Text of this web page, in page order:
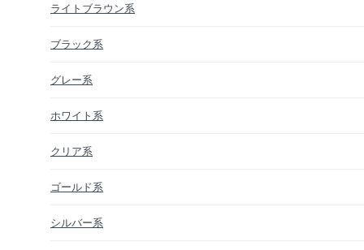
ライトブラウン系
ブラック系
グレー系
ホワイト系
クリア系
ゴールド系
シルバー系